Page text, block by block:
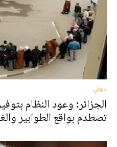
دولي
الجزائر: وعود النظام
تصطدم بواقع الطوابير